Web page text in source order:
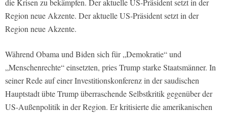
die Krisen zu bekämpfen. Der aktuelle US-Präsident setzt in der
Region neue Akzente. Der aktuelle US-Präsident setzt in der
Region neue Akzente.
Während Obama und Biden sich für „Demokratie“ und
„Menschenrechte“ einsetzten, pries Trump starke Staatsmänner. In
seiner Rede auf einer Investitionskonferenz in der saudischen
Hauptstadt übte Trump überraschende Selbstkritik gegenüber der
US-Außenpolitik in der Region. Er kritisierte die amerikanischen